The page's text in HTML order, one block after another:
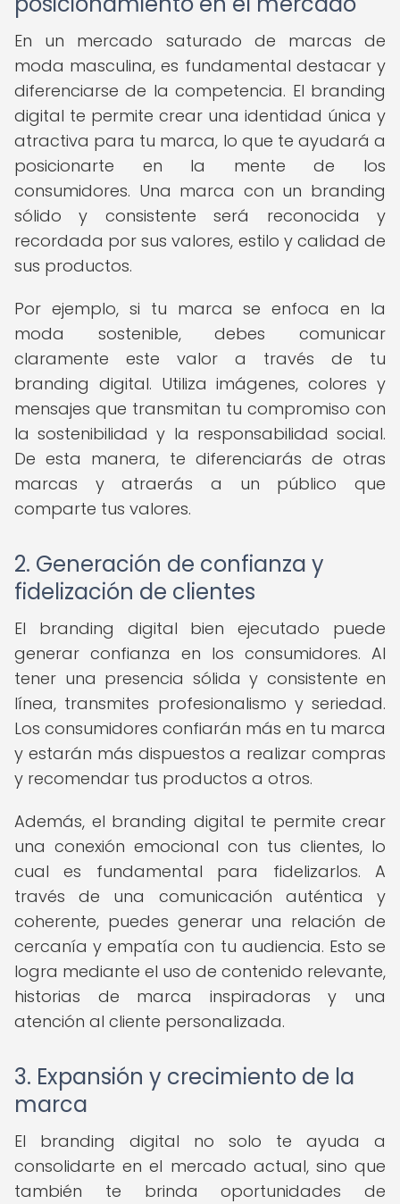
En un mercado saturado de marcas de
moda masculina, es fundamental destacar y
diferenciarse de la competencia. El branding
digital te permite crear una identidad única y
atractiva para tu marca, lo que te ayudará a
posicionarte en la mente de los
consumidores. Una marca con un branding
sólido y consistente será reconocida y
recordada por sus valores, estilo y calidad de
sus productos.
Por ejemplo, si tu marca se enfoca en la
moda sostenible, debes comunicar
claramente este valor a través de tu
branding digital. Utiliza imágenes, colores y
mensajes que transmitan tu compromiso con
la sostenibilidad y la responsabilidad social.
De esta manera, te diferenciarás de otras
marcas y atraerás a un público que
comparte tus valores.
2. Generación de confianza y
fidelización de clientes
El branding digital bien ejecutado puede
generar confianza en los consumidores. Al
tener una presencia sólida y consistente en
línea, transmites profesionalismo y seriedad.
Los consumidores confiarán más en tu marca
y estarán más dispuestos a realizar compras
y recomendar tus productos a otros.
Además, el branding digital te permite crear
una conexión emocional con tus clientes, lo
cual es fundamental para fidelizarlos. A
través de una comunicación auténtica y
coherente, puedes generar una relación de
cercanía y empatía con tu audiencia. Esto se
logra mediante el uso de contenido relevante,
historias de marca inspiradoras y una
atención al cliente personalizada.
3. Expansión y crecimiento de la
marca
El branding digital no solo te ayuda a
consolidarte en el mercado actual, sino que
también te brinda oportunidades de